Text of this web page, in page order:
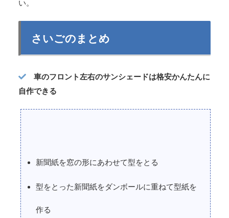
い。
さいごのまとめ
車のフロント左右のサンシェードは格安かんたんに
自作できる
新聞紙を窓の形にあわせて型をとる
型をとった新聞紙をダンボールに重ねて型紙を
作る